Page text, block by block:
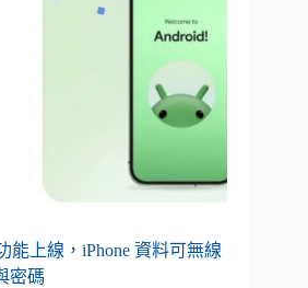
能上線，iPhone 資料可無線
密碼